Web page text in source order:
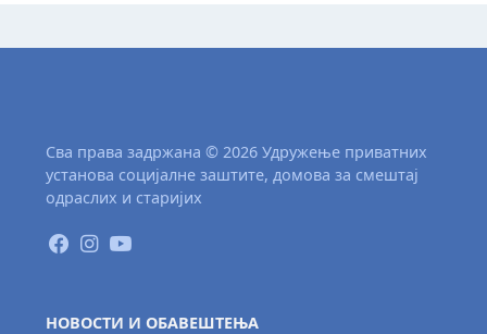
Сва права задржана © 2026 Удружење приватних
установа социјалне заштите, домова за смештај
одраслих и старијих
НОВОСТИ И ОБАВЕШТЕЊА